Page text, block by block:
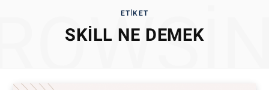
ETIKET
SKILL NE DEMEK